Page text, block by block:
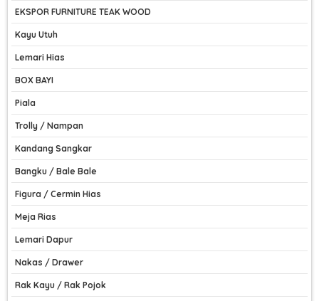
EKSPOR FURNITURE TEAK WOOD
Kayu Utuh
Lemari Hias
BOX BAYI
Piala
Trolly / Nampan
Kandang Sangkar
Bangku / Bale Bale
Figura / Cermin Hias
Meja Rias
Lemari Dapur
Nakas / Drawer
Rak Kayu / Rak Pojok